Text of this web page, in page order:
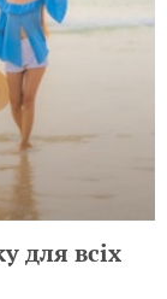
для всіх